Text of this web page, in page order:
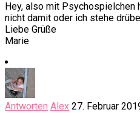
Hey, also mit Psychospielchen
nicht damit oder ich stehe
Liebe Grüße
Marie
Antworten Alex 27. Februar